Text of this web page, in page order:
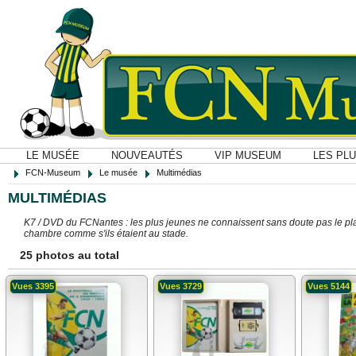
LE MUSÉE NOUVEAUTÉS VIP MUSEUM LES
FCN-Museum Le musée Multimédias
MULTIMÉDIAS
K7 / DVD du FCNantes : les plus jeunes ne connaissent sans doute pas le
chambre comme s'ils étaient au stade.
25 photos au total
Vues 3395 Vues 3729 Vues 5144